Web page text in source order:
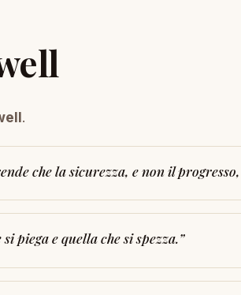
.
che la sicurezza, e non il
piega e quella che si spezza.”